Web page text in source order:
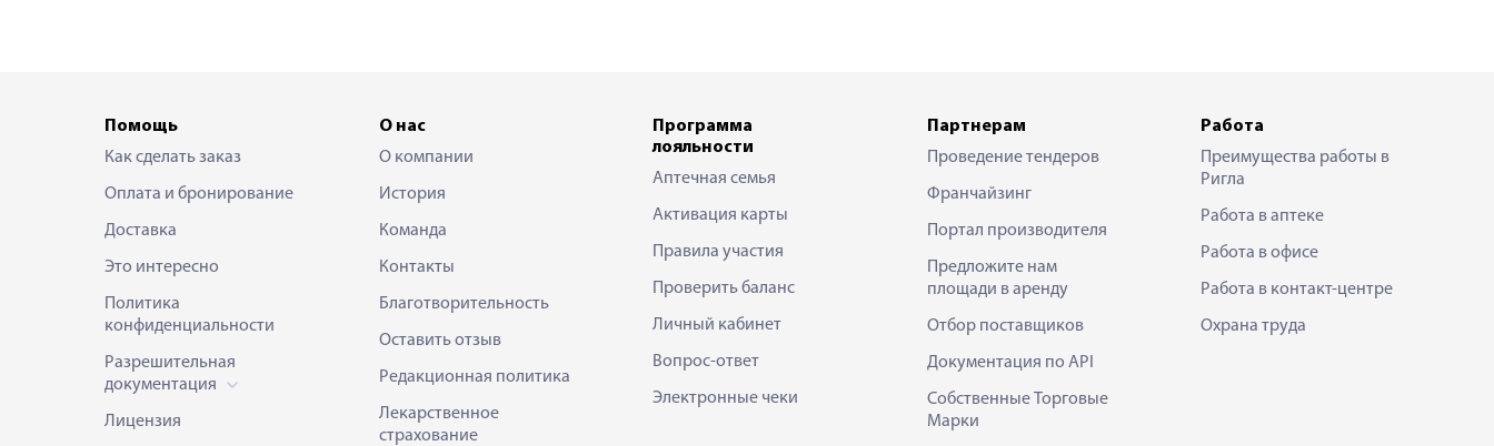
Помощь
Как сделать заказ
Оплата и бронирование
Доставка
Это интересно
Политика
конфиденциальности
Разрешительная
документация
Лицензия
О нас
О компании
История
Команда
Контакты
Благотворительность
Оставить отзыв
Редакционная политика
Лекарственное
страхование
Программа
лояльности
Аптечная семья
Активация карты
Правила участия
Проверить баланс
Личный кабинет
Вопрос-ответ
Электронные чеки
Партнерам
Проведение тендеров
Франчайзинг
Портал производителя
Предложите нам
площади в аренду
Отбор поставщиков
Документация по API
Собственные Торговые
Марки
Работа
Преимущества работы в
Ригла
Работа в аптеке
Работа в офисе
Работа в контакт-центре
Охрана труда